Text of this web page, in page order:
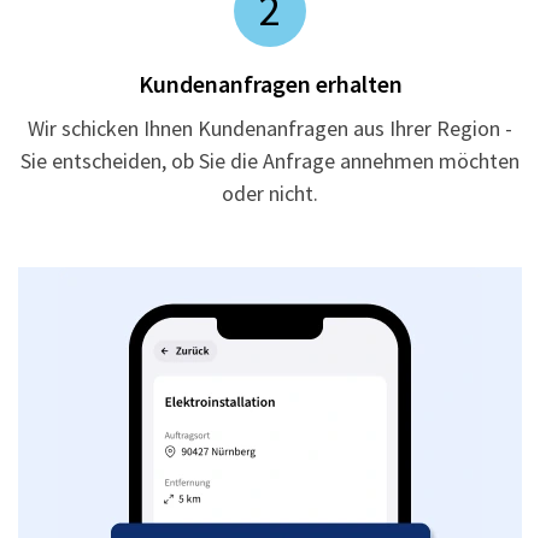
Kundenanfragen erhalten
Wir schicken Ihnen Kundenanfragen aus Ihrer Region -
Sie entscheiden, ob Sie die Anfrage annehmen möchten
oder nicht.